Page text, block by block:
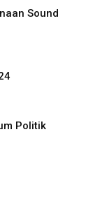
Sound
Politik